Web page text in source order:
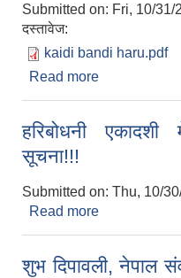
Submitted on: Fri, 10/31/
दस्तावेज:
kaidi bandi haru.pdf
Read more
हरिबोधनी एकादशी
सूचना!!!
Submitted on: Thu, 10/
Read more
शुभ दिपावली, नेपाल